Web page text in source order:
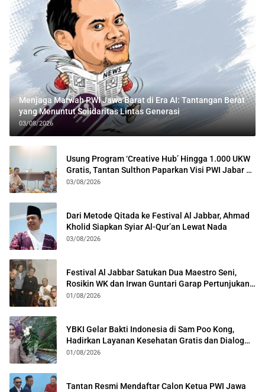
Menjaga Marwah PWI Jawa Barat di Era AI: Tantangan Berat
yang Menuntut Solidaritas Lintas Generasi
03/08/2026
Usung Program ‘Creative Hub’ Hingga 1.000 UKW
Gratis, Tantan Sulthon Paparkan Visi PWI Jabar di
Kota Bogor
03/08/2026
Dari Metode Qitada ke Festival Al Jabbar, Ahmad
Kholid Siapkan Syiar Al-Qur’an Lewat Nada
03/08/2026
Festival Al Jabbar Satukan Dua Maestro Seni,
Rosikin WK dan Irwan Guntari Garap Pertunjukan
Kolosal
01/08/2026
YBKI Gelar Bakti Indonesia di Sam Poo Kong,
Hadirkan Layanan Kesehatan Gratis dan Dialog
Kebangsaan
01/08/2026
Tantan Resmi Mendaftar Calon Ketua PWI Jawa